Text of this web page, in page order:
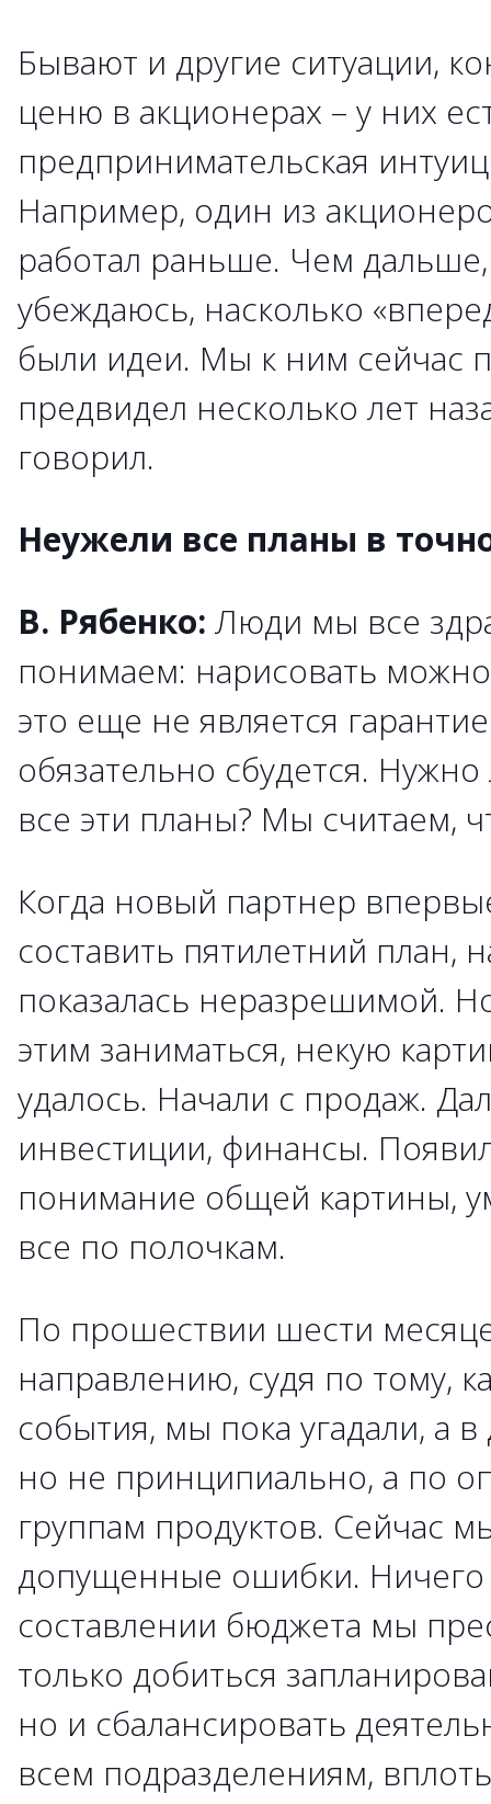
Бывают и другие ситуации,
ценю в акционерах – у них
предпринимательская
Например, один из
работал раньше. Чем
убеждаюсь, насколько
были идеи. Мы к ним сейчас
предвидел несколько лет
говорил.
Неужели все планы в
В. Рябенко: Люди мы все
понимаем: нарисовать
это еще не является
обязательно сбудется.
все эти планы? Мы считаем,
Когда новый партнер
составить пятилетний план,
показалась неразрешимой.
этим заниматься, некую
удалось. Начали с продаж.
инвестиции, финансы.
понимание общей картины,
все по полочкам.
По прошествии шести
направлению, судя по тому,
события, мы пока угадали, а
но не принципиально, а по
группам продуктов. Сейчас
допущенные ошибки.
составлении бюджета мы
только добиться
но и сбалансировать
всем подразделениям,